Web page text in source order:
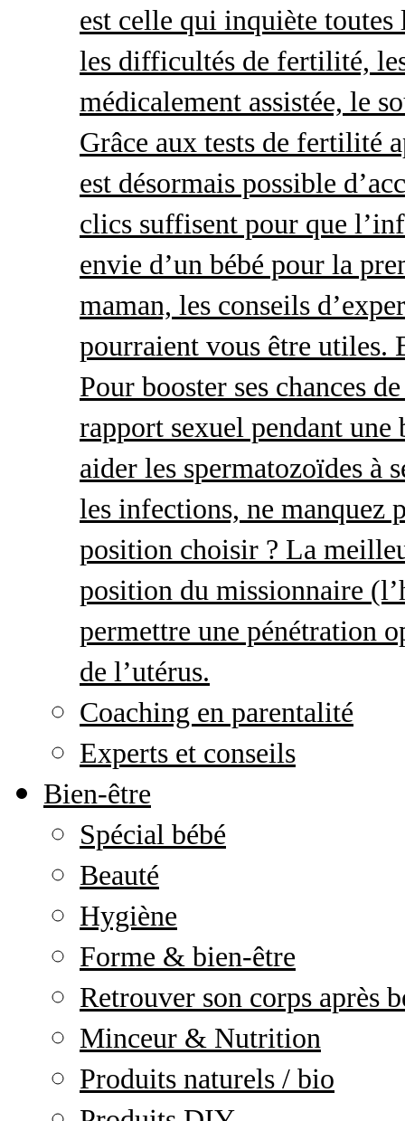
est celle qui inquiète
les difficultés de fertilité,
médicalement assistée, le
Grâce aux tests de fertilité
est désormais possible
clics suffisent pour que
envie d’un bébé pour la
maman, les conseils
pourraient vous être utiles.
Pour booster ses chances
rapport sexuel pendant
aider les spermatozoïdes à
les infections, ne manquez
position choisir ? La
position du missionnaire
permettre une pénétration
de l’utérus.
Coaching en parentalité
Experts et conseils
Bien-être
Spécial bébé
Beauté
Hygiène
Forme & bien-être
Retrouver son corps après
Minceur & Nutrition
Produits naturels / bio